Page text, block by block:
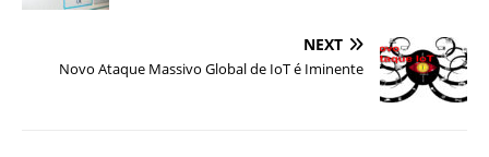
NEXT
Novo Ataque Massivo Global de IoT é Iminente